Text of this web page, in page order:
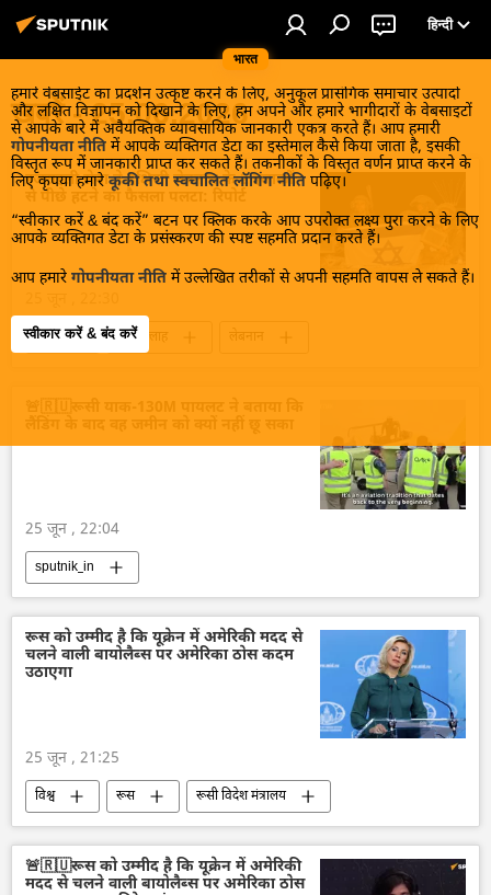
भारत
हिन्दी
हमारे वेबसाईट का प्रदर्शन उत्कृष्ट करने के लिए, अनुकूल प्रासंगिक समाचार उत्पादों
और लक्षित विज्ञापन को दिखाने के लिए, हम अपने और हमारे भागीदारों के वेबसाइटों
से आपके बारे में अवैयक्तिक व्यावसायिक जानकारी एकत्र करते हैं। आप हमारी
गोपनीयता नीति में आपके व्यक्तिगत डेटा का इस्तेमाल कैसे किया जाता है, इसकी
विस्तृत रूप में जानकारी प्राप्त कर सकते हैं। तकनीकों के विस्तृत वर्णन प्राप्त करने के
लिए कृपया हमारे कूकी तथा स्वचालित लॉगिंग नीति पढ़िए।
“स्वीकार करें & बंद करें” बटन पर क्लिक करके आप उपरोक्त लक्ष्य पुरा करने के लिए
आपके व्यक्तिगत डेटा के प्रसंस्करण की स्पष्ट सहमति प्रदान करते हैं।
आप हमारे गोपनीयता नीति में उल्लेखित तरीकों से अपनी सहमति वापस ले सकते हैं।
स्वीकार करें & बंद करें
खबरें - 25.06.2026
इजराइली सेना ने दक्षिणी लेबनान के 2 इलाकों
से पीछे हटने का फैसला पलटा: रिपोर्ट
विश्व हिजबुल्लाह
लेबनान
25 जून , 22:04
sputnik_in
रूस को उम्मीद है कि यूक्रेन में अमेरिकी मदद से
चलने वाली बायोलैब्स पर अमेरिका ठोस कदम
उठाएगा
25 जून , 21:25
विश्व रूस
रूसी विदेश मंत्रालय
मारिया ज़खारोवा
रासायनिक हथियार
अमेरिका
🚨🇷🇺रूस को उम्मीद है कि यूक्रेन में अमेरिकी
मदद से चलने वाली बायोलैब्स पर अमेरिका ठोस